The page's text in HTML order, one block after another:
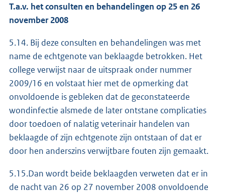
T.a.v. het consulten en behandelingen op 25 en 26
november 2008
5.14. Bij deze consulten en behandelingen was met
name de echtgenote van beklaagde betrokken. Het
college verwijst naar de uitspraak onder nummer
2009/16 en volstaat hier met de opmerking dat
onvoldoende is gebleken dat de geconstateerde
wondinfectie alsmede de later ontstane complicaties
door toedoen of nalatig veterinair handelen van
beklaagde of zijn echtgenote zijn ontstaan of dat er
door hen anderszins verwijtbare fouten zijn gemaakt.
5.15.Dan wordt beide beklaagden verweten dat er in
de nacht van 26 op 27 november 2008 onvoldoende